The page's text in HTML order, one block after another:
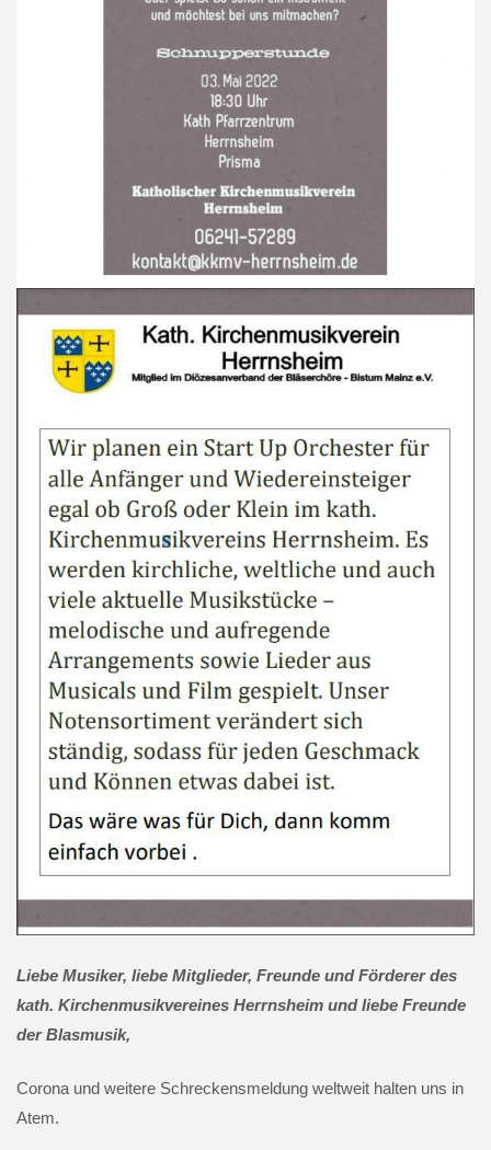
Liebe Musiker, liebe Mitglieder, Freunde und Förderer des
kath. Kirchenmusikvereines Herrnsheim und liebe Freunde
der Blasmusik,
Corona und weitere Schreckensmeldung weltweit halten uns in
Atem.